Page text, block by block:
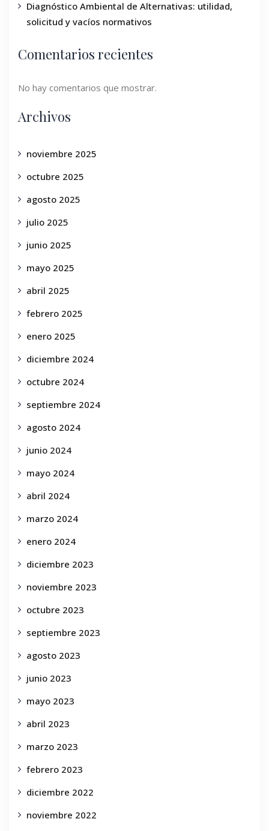
Diagnóstico Ambiental de Alternativas: utilidad,
solicitud y vacíos normativos
Comentarios recientes
No hay comentarios que mostrar.
Archivos
noviembre 2025
octubre 2025
agosto 2025
julio 2025
junio 2025
mayo 2025
abril 2025
febrero 2025
enero 2025
diciembre 2024
octubre 2024
septiembre 2024
agosto 2024
junio 2024
mayo 2024
abril 2024
marzo 2024
enero 2024
diciembre 2023
noviembre 2023
octubre 2023
septiembre 2023
agosto 2023
junio 2023
mayo 2023
abril 2023
marzo 2023
febrero 2023
diciembre 2022
noviembre 2022